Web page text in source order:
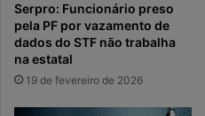
Serpro: Funcionário preso
pela PF por vazamento de
dados do STF não trabalha
na estatal
19 de fevereiro de 2026